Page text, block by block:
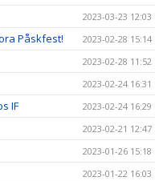
2023-03-23 12:03
Påskfest! 2023-02-28 15:14
2023-02-28 11:52
2023-02-24 16:31
IF 2023-02-24 16:29
2023-02-21 12:47
2023-01-26 15:18
2023-01-22 16:03